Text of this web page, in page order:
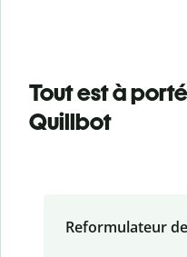
Tout est à
Quillbot
Reformulateur